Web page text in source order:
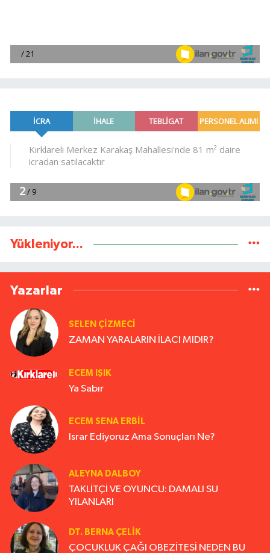
Yükleniyor...
Yazarlar
SELEN ÇİZMECİ
ZAMAN YARALARIN İLACI MIDIR?
ECEM IŞIK
Ya Sabır
ECEM SENA ERBIL
Israr Ediyoruz Ama Sonuçları Ne?
ALEYNA DALBOY
TAKLİTÇİ VE OYUNCU: DAMALI SU
YILANLARI
DT. BERNA ÇELIK
ÇOCUKLUK ÇAĞI OBEZİTESİ NEDEN BU